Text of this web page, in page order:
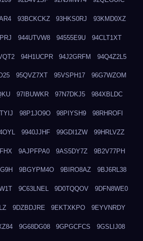
93BCKCKZ 93HKS0RJ 93KMD0XZ
944UTVW8 94555E9U 94CLT1XT
94H1UCPR 94J2GRFM 94Q4Z2L5
95QVZ7XT 95VSPH17 96G7WZOM
97IBUWKR 97N7DKJ5 984XBLDC
98P1JO9O 98PIYSH9 98RHROFI
9940JJHF 99GDI1ZW 99HRLVZZ
9AJPFPA0 9AS5DY7Z 9B2V77PH
9BGYPM4O 9BIRO8AZ 9BJ6RL38
9C63LNEL 9D0TQQOV 9DFN8WE0
9DZBDJRE 9EKTXKPO 9EYVNRDY
9G68DG08 9GPGCFCS 9GSLIJ08